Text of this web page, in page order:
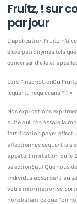
Fruitz, ! sur
par jour
L’application Fruitz n’a
eleve patronymes tels
converser d’elle et
Lors l’inscriptionOu
lequel tu requ ceans ? ) »
Nos explications
suite qui l’on essaie la
fortification payer
affectionnes sequentiels
appate, ! invitation du le
selectionSauf Que nous
individus absorbant au
votre information se
nonobstant ce que l’on